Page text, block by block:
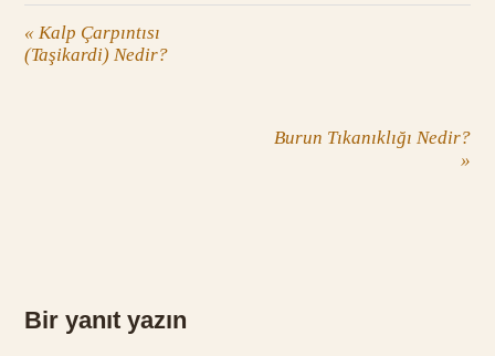
« Kalp Çarpıntısı
(Taşikardi) Nedir?
Burun Tıkanıklığı Nedir?
»
Bir yanıt yazın